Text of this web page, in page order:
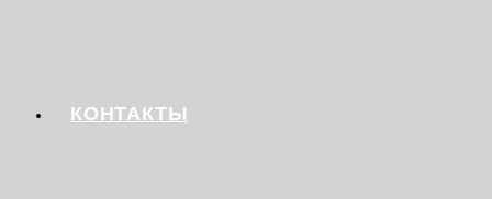
КОНТАКТЫ